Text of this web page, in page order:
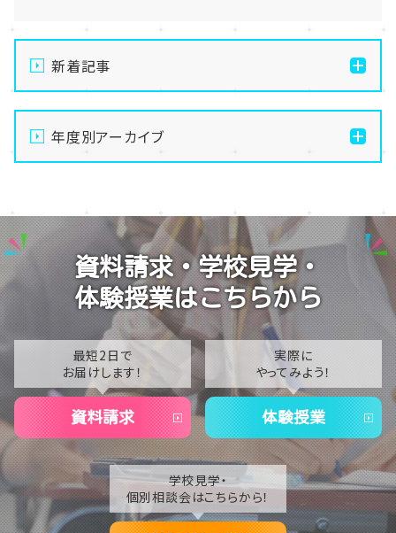
新着記事
【高知】夏季休校のお知らせ👟
【高知】生徒会活動✨⑧
【高知】オープンキャンパス開催しました✨
【高知】生徒会活動✨⑦
年度別アーカイブ
2025
2024
2023
2021
2020
資料請求・学校見学・
体験授業はこちらから
最短2日で
お届けします！
資料請求
実際に
やってみよう！
体験授業
学校見学・
個別相談会はこちらから！